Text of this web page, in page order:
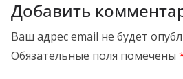
Добавить
Ваш адрес email не будет
Обязательные поля помечены